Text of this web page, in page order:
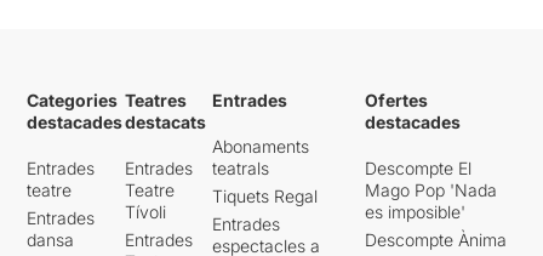
Categories
destacades
Entrades
teatre
Entrades
dansa
Teatres
destacats
Entrades
Teatre
Tívoli
Entrades
Entrades
Abonaments
teatrals
Tiquets Regal
Entrades
espectacles a
Ofertes
destacades
Descompte El
Mago Pop 'Nada
es imposible'
Descompte Ànima